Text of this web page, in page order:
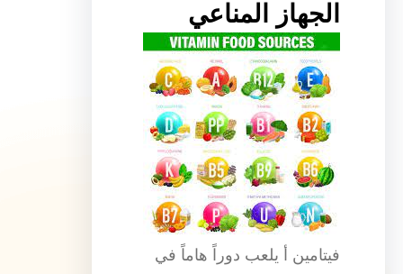
الجهاز المناعي
فيتامين أ يلعب دوراً هاماً في